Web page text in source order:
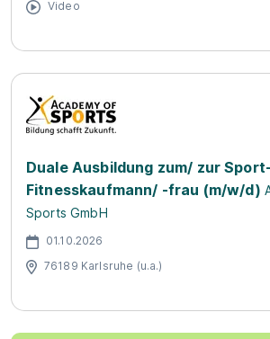
Video
Duale Ausbildung zum/ zur
Fitnesskaufmann/ -frau (m/w/d)
Sports GmbH
01.10.2026
76189 Karlsruhe (u.a.)